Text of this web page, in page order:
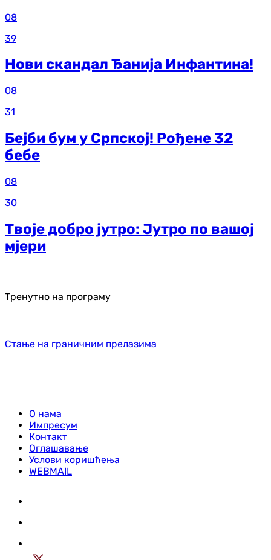
08
39
Нови скандал Ђанија Инфантина!
08
31
Бејби бум у Српској! Рођене 32
бебе
08
30
Твоје добро јутро: Јутро по вашој
мјери
Тренутно на програму
Стање на граничним прелазима
О нама
Импресум
Контакт
Оглашавање
Услови коришћења
WEBMAIL